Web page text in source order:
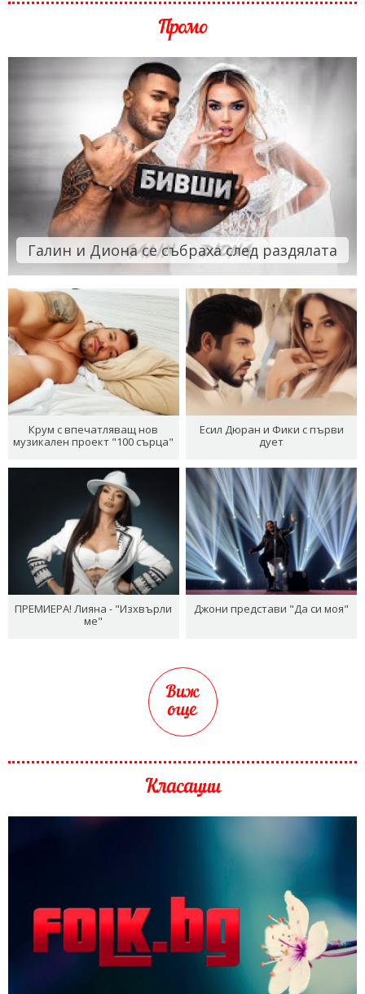
Промо
Галин и Диона се събраха след раздялата
Крум с впечатляващ нов
музикален проект "100 сърца"
Есил Дюран и Фики с първи
дует
ПРЕМИЕРА! Лияна - "Изхвърли
ме"
Джони представи "Да си моя"
Виж
още
Класации